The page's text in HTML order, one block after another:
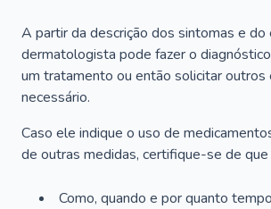
A partir da descrição dos sintomas e do
dermatologista pode fazer o
um tratamento ou então solicitar outros
necessário.
Caso ele indique o uso de
de outras medidas, certifique-se de
Como, quando e por quanto